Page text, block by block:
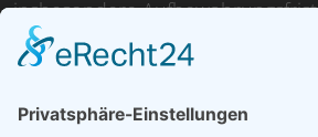
insbesondere
unberührt.
Telefax